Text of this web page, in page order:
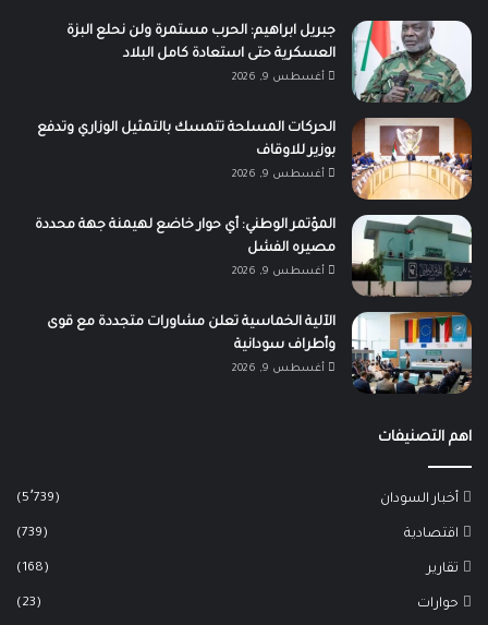
جبريل ابراهيم: الحرب مستمرة ولن نحلع البزة
العسكرية حتى استعادة كامل البلاد
أغسطس 9, 2026
الحركات المسلحة تتمسك بالتمثيل الوزاري وتدفع
بوزير للاوقاف
أغسطس 9, 2026
المؤتمر الوطني: أي حوار خاضع لهيمنة جهة محددة
مصيره الفشل
أغسطس 9, 2026
الآلية الخماسية تعلن مشاورات متجددة مع قوى
وأطراف سودانية
أغسطس 9, 2026
اهم التصنيفات
أخبار السودان (5٬739)
اقتصادية (739)
تقارير (168)
حوارات (23)